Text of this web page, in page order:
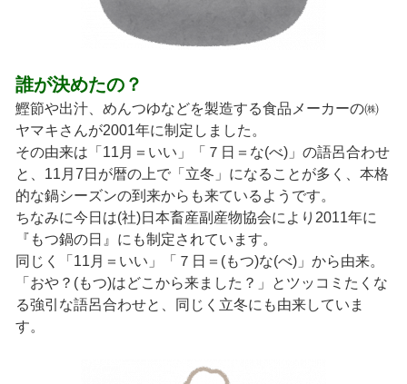
誰が決めたの？
鰹節や出汁、めんつゆなどを製造する食品メーカーの㈱
ヤマキさんが2001年に制定しました。
その由来は「11月＝いい」「７日＝な(べ)」の語呂合わせ
と、11月7日が暦の上で「立冬」になることが多く、本格
的な鍋シーズンの到来からも来ているようです。
ちなみに今日は(社)日本畜産副産物協会により2011年に
『もつ鍋の日』にも制定されています。
同じく「11月＝いい」「７日＝(もつ)な(べ)」から由来。
「おや？(もつ)はどこから来ました？」とツッコミたくな
る強引な語呂合わせと、同じく立冬にも由来していま
す。